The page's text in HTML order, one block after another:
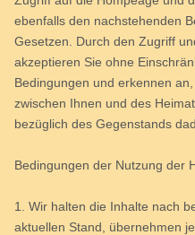
ebenfalls den nachstehenden
Gesetzen. Durch den Zugriff
akzeptieren Sie ohne
Bedingungen und erkennen
zwischen Ihnen und des
bezüglich des Gegenstands
Bedingungen der Nutzung der
1. Wir halten die Inhalte nach
aktuellen Stand, übernehmen